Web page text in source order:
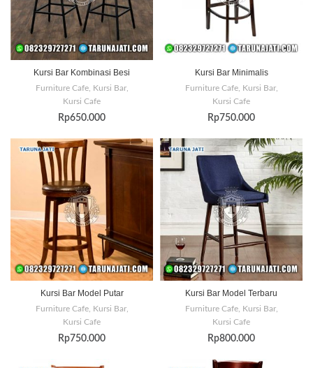
Kursi Bar Kombinasi Besi
Furniture Cafe, Kursi Bar,
Kursi Cafe
Rp650.000
Kursi Bar Minimalis
Furniture Cafe, Kursi Bar,
Kursi Cafe
Rp750.000
Kursi Bar Model Putar
Furniture Cafe, Kursi Bar,
Kursi Cafe
Rp750.000
Kursi Bar Model Terbaru
Furniture Cafe, Kursi Bar,
Kursi Cafe
Rp800.000